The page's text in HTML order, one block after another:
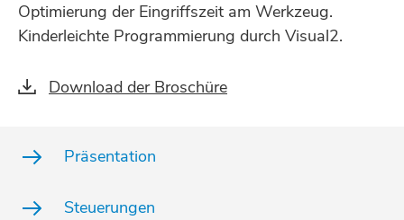
Optimierung der Eingriffszeit am Werkzeug.
Kinderleichte Programmierung durch Visual2.
Download der Broschüre
Präsentation
Steuerungen